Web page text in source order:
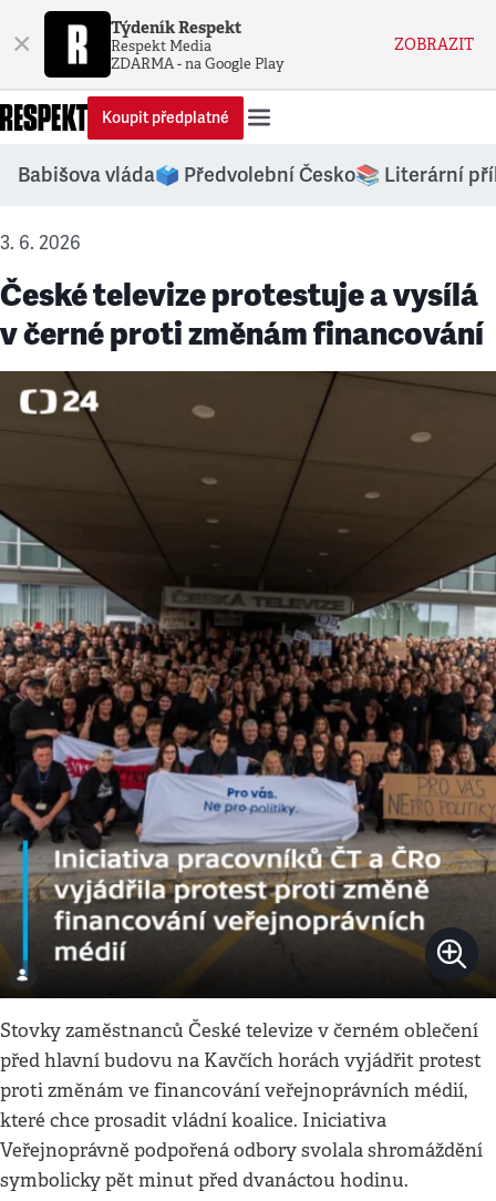
× Týdeník Respekt
Respekt Media
ZDARMA - na Google Play
ZOBRAZIT
Koupit předplatné
Babišova vláda🗳️ Předvolební Česko📚 Literární
3. 6. 2026
České televize protestuje a vysílá
v černé proti změnám financování
Stovky zaměstnanců České televize v černém oblečení
před hlavní budovu na Kavčích horách vyjádřit protest
proti změnám ve financování veřejnoprávních médií,
které chce prosadit vládní koalice. Iniciativa
Veřejnoprávně podpořená odbory svolala shromáždění
symbolicky pět minut před dvanáctou hodinu.